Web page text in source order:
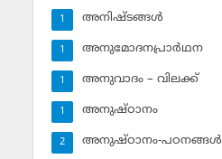
അനിഷ്ടങ്ങള്‍
1
അനുമോദനപ്രാര്‍ഥന
1
അനുവാദം – വിലക്ക്‌
1
അനുഷ്ഠാനം
1
അനുഷ്ഠാനം-പഠനങ്ങള്‍
2